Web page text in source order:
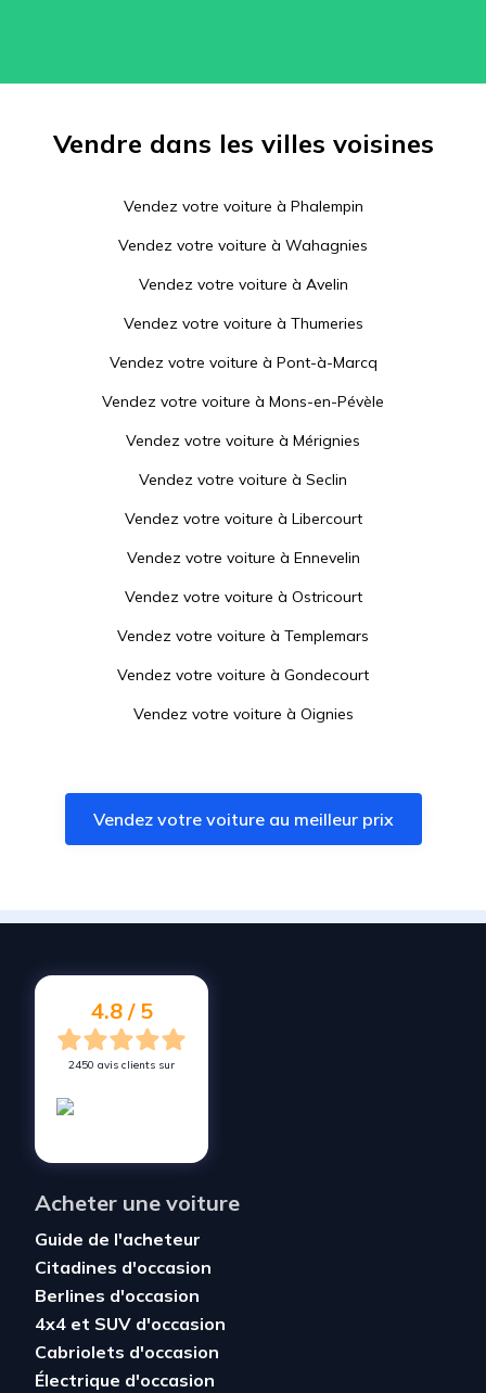
Vendre dans les villes voisines
Vendez votre voiture à Phalempin
Vendez votre voiture à Wahagnies
Vendez votre voiture à Avelin
Vendez votre voiture à Thumeries
Vendez votre voiture à Pont-à-Marcq
Vendez votre voiture à Mons-en-Pévèle
Vendez votre voiture à Mérignies
Vendez votre voiture à Seclin
Vendez votre voiture à Libercourt
Vendez votre voiture à Ennevelin
Vendez votre voiture à Ostricourt
Vendez votre voiture à Templemars
Vendez votre voiture à Gondecourt
Vendez votre voiture à Oignies
Vendez votre voiture àLeforest
Vendez votre voiture àCappelle-en-Pévèle
Vendez votre voiture à
Vendez votre voiture au meilleur prix
4.8 / 5
2450 avis clients sur
Acheter une voiture
Guide de l'acheteur
Citadines d'occasion
Berlines d'occasion
4x4 et SUV d'occasion
Cabriolets d'occasion
Électrique d'occasion